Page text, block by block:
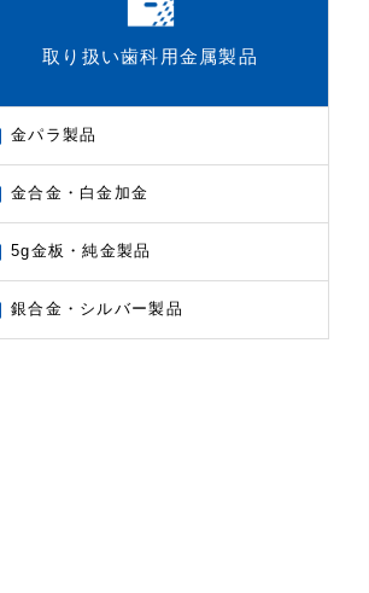
取り扱い歯科用金属製品
金パラ製品
金合金・白金加金
5g金板・純金製品
銀合金・シルバー製品